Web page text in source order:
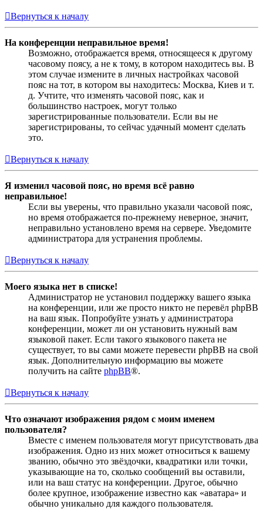
Вернуться к началу
На конференции неправильное время!
Возможно, отображается время, относящееся к другому
часовому поясу, а не к тому, в котором находитесь вы. В
этом случае измените в личных настройках часовой
пояс на тот, в котором вы находитесь: Москва, Киев и т.
д. Учтите, что изменять часовой пояс, как и
большинство настроек, могут только
зарегистрированные пользователи. Если вы не
зарегистрированы, то сейчас удачный момент сделать
это.
Вернуться к началу
Я изменил часовой пояс, но время всё равно
неправильное!
Если вы уверены, что правильно указали часовой пояс,
но время отображается по-прежнему неверное, значит,
неправильно установлено время на сервере. Уведомите
администратора для устранения проблемы.
Вернуться к началу
Моего языка нет в списке!
Администратор не установил поддержку вашего языка
на конференции, или же просто никто не перевёл phpBB
на ваш язык. Попробуйте узнать у администратора
конференции, может ли он установить нужный вам
языковой пакет. Если такого языкового пакета не
существует, то вы сами можете перевести phpBB на свой
язык. Дополнительную информацию вы можете
получить на сайте phpBB®.
Вернуться к началу
Что означают изображения рядом с моим именем
пользователя?
Вместе с именем пользователя могут присутствовать два
изображения. Одно из них может относиться к вашему
званию, обычно это звёздочки, квадратики или точки,
указывающие на то, сколько сообщений вы оставили,
или на ваш статус на конференции. Другое, обычно
более крупное, изображение известно как «аватара» и
обычно уникально для каждого пользователя.